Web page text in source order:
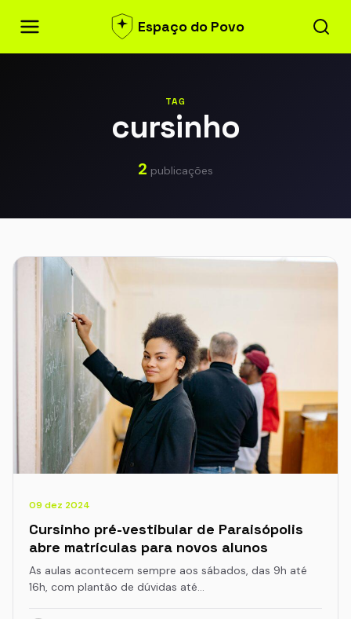
Espaço do Povo
TAG
cursinho
2 publicações
09 dez 2024
Cursinho pré-vestibular de Paraisópolis
abre matrículas para novos alunos
As aulas acontecem sempre aos sábados, das 9h até
16h, com plantão de dúvidas até…